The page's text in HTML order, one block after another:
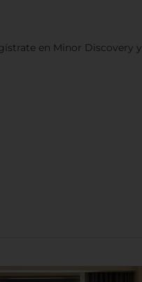
en Minor Discovery y